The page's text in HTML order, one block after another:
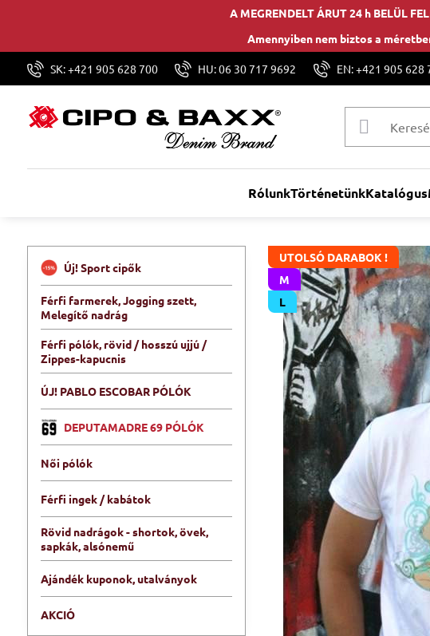
A MEGRENDELT ÁRUT 24 h BELÜL
Amennyiben nem biztos a
SK: +421 905 628 700 HU: 06 30 717 9692 EN: +421 905 628
RólunkTörténetünkKatalógus
UTOLSÓ DARABOK !
M
L
Új! Sport cipők
Férfi farmerek, Jogging szett,
Melegítő nadrág
Férfi pólók, rövid / hosszú ujjú /
Zippes-kapucnis
ÚJ! PABLO ESCOBAR PÓLÓK
DEPUTAMADRE 69 PÓLÓK
Női pólók
Férfi ingek / kabátok
Rövid nadrágok - shortok, övek,
sapkák, alsónemű
Ajándék kuponok, utalványok
AKCIÓ